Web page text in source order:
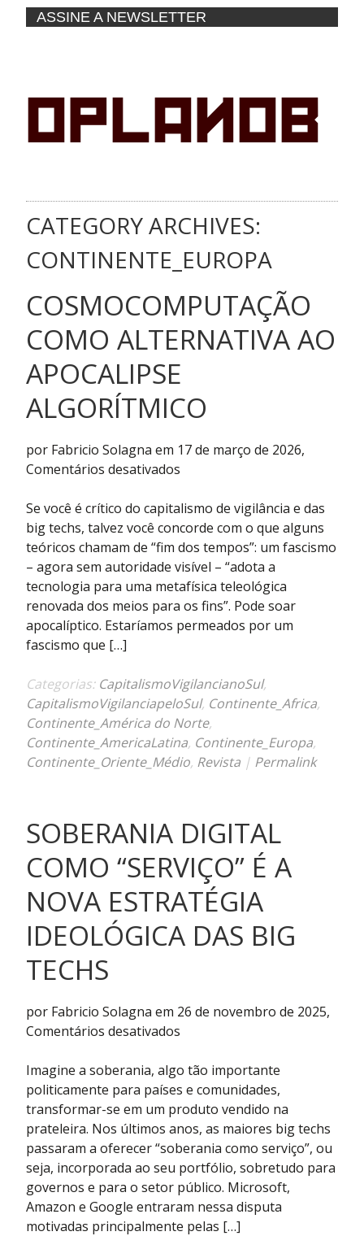
ASSINE A NEWSLETTER
CATEGORY ARCHIVES:
CONTINENTE_EUROPA
COSMOCOMPUTAÇÃO
COMO ALTERNATIVA AO
APOCALIPSE
ALGORÍTMICO
por Fabricio Solagna em 17 de março de 2026,
Comentários desativados
como
alternativa
ao
apocalipse
algorítmico
Se você é crítico do capitalismo de vigilância e das
big techs, talvez você concorde com o que alguns
teóricos chamam de “fim dos tempos”: um fascismo
– agora sem autoridade visível – “adota a
tecnologia para uma metafísica teleológica
renovada dos meios para os fins”. Pode soar
apocalíptico. Estaríamos permeados por um
fascismo que […]
Categorias: CapitalismoVigilancianoSul,
CapitalismoVigilanciapeloSul, Continente_Africa,
Continente_América do Norte,
Continente_AmericaLatina, Continente_Europa,
Continente_Oriente_Médio, Revista | Permalink
SOBERANIA DIGITAL
COMO “SERVIÇO” É A
NOVA ESTRATÉGIA
IDEOLÓGICA DAS BIG
TECHS
por Fabricio Solagna em 26 de novembro de 2025,
Comentários desativados
digital
como
“serviço”
é
a
nova
estratégia
ideológica
das
Imagine a soberania, algo tão importante
politicamente para países e comunidades,
transformar-se em um produto vendido na
prateleira. Nos últimos anos, as maiores big techs
passaram a oferecer “soberania como serviço”, ou
seja, incorporada ao seu portfólio, sobretudo para
governos e para o setor público. Microsoft,
Amazon e Google entraram nessa disputa
motivadas principalmente pelas […]